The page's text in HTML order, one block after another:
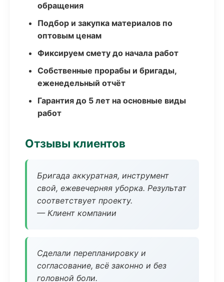
обращения
Подбор и закупка материалов по
оптовым ценам
Фиксируем смету до начала работ
Собственные прорабы и бригады,
еженедельный отчёт
Гарантия до 5 лет на основные виды
работ
Отзывы клиентов
Бригада аккуратная, инструмент
свой, ежевечерняя уборка. Результат
соответствует проекту.
— Клиент компании
Сделали перепланировку и
согласование, всё законно и без
головной боли.